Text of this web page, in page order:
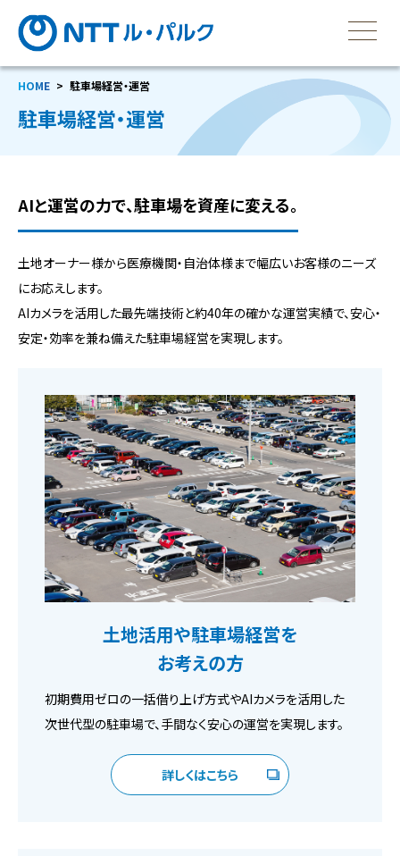
HOME 駐車場経営・運営
駐車場経営・運営
AIと運営の力で、駐車場を資産に変える。
土地オーナー様から医療機関・自治体様まで幅広いお客様のニーズ
にお応えします。
AIカメラを活用した最先端技術と約40年の確かな運営実績で、安心・
安定・効率を兼ね備えた駐車場経営を実現します。
土地活用や駐車場経営を
お考えの方
初期費用ゼロの一括借り上げ方式やAIカメラを活用した
次世代型の駐車場で、手間なく安心の運営を実現します。
詳しくはこちら